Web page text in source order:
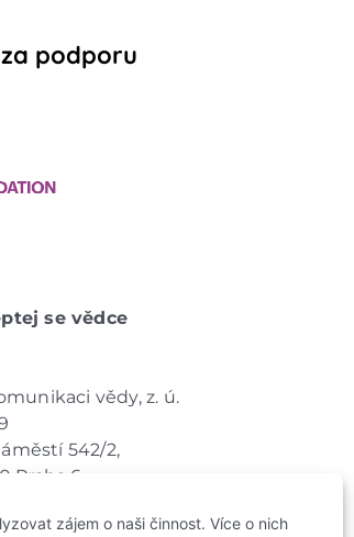
zájem o naši činnost. Více o nich
podporu
se vědce
vědy, z. ú.
542/2,
Praha 6